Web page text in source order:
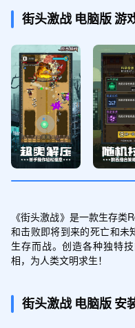
街头激战 电脑版游
《街头激战》是一款生存
和击败即将到来的死亡和未
生存而战。创造各种独特
相，为人类文明求生！
街头激战 电脑版 安